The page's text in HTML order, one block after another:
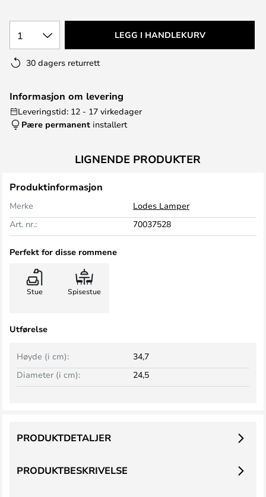
1 LEGG I HANDLEKURV
30 dagers returrett
Informasjon om levering
Leveringstid: 12 - 17 virkedager
Pære permanent installert
LIGNENDE PRODUKTER
Produktinformasjon
Merke
Lodes Lamper
Art. nr.:
70037528
Perfekt for disse rommene
Stue Spisestue
Utførelse
Høyde (i cm):
34,7
Diameter (i cm):
24,5
PRODUKTBESKRIVELSE
PRODUKTDETALJER